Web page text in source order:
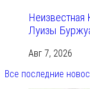
Неизвестная
Луизы
Авг 7, 2026
Все последние